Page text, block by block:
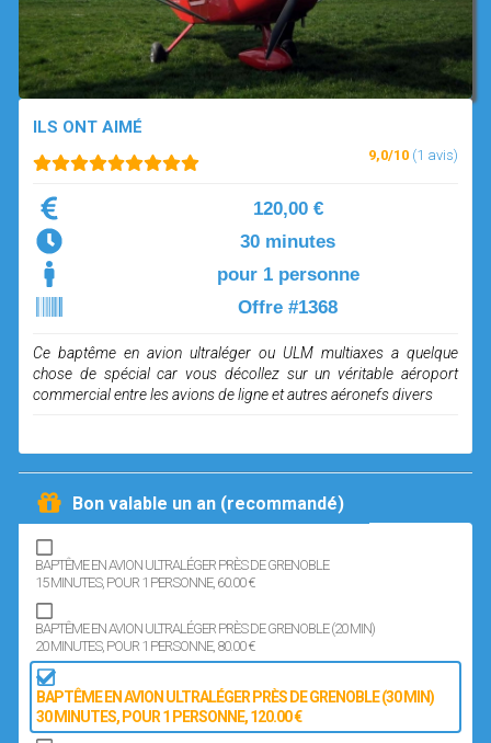
OPEN SUBMENU (SIMULATEUR)
SIMULATEUR
OPEN SUBMENU (DRÔNE)
DRÔNE
ILS ONT AIMÉ
9,0/10 (1 avis)
120,00 €
30 minutes
pour 1 personne
Offre #1368
Ce baptême en avion ultraléger ou ULM multiaxes a quelque
chose de spécial car vous décollez sur un véritable aéroport
commercial entre les avions de ligne et autres aéronefs divers
Bon valable un an (recommandé)
BAPTÊME EN AVION ULTRALÉGER PRÈS DE GRENOBLE
15 MINUTES, POUR 1 PERSONNE, 60.00 €
BAPTÊME EN AVION ULTRALÉGER PRÈS DE GRENOBLE (20 MIN)
20 MINUTES, POUR 1 PERSONNE, 80.00 €
BAPTÊME EN AVION ULTRALÉGER PRÈS DE GRENOBLE (30 MIN)
30 MINUTES, POUR 1 PERSONNE, 120.00 €